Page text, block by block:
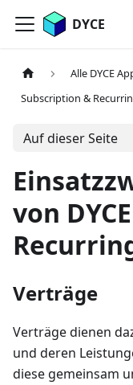
DYCE
Alle DYCE
Subscription &
Auf dieser Seite
von
Verträge
Verträge dienen
und deren
diese gemeinsam